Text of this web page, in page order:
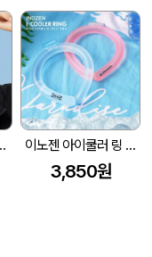
스케이스포장 / 인쇄제작가능 이노젠 아이쿨러 링 아이스 넥쿨러 INOZEN i-cooler RING
3,850원